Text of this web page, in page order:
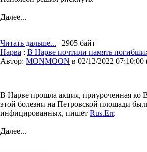
Далее...
Читать дальше... | 2905 байт
Нарва : В Нарве почтили память
Автор: MONMOON в 02/12/2022 07:10:00
В Нарве прошла акция, приуроченная
этой болезни на Петровской площади
инфицированных, пишет Rus.Err.
Далее...